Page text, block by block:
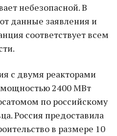
небезопасной. В
данные заявления и
соответствует всем
с двумя реакторами
2400 МВт
по российскому
Россия предоставила
в размере 10